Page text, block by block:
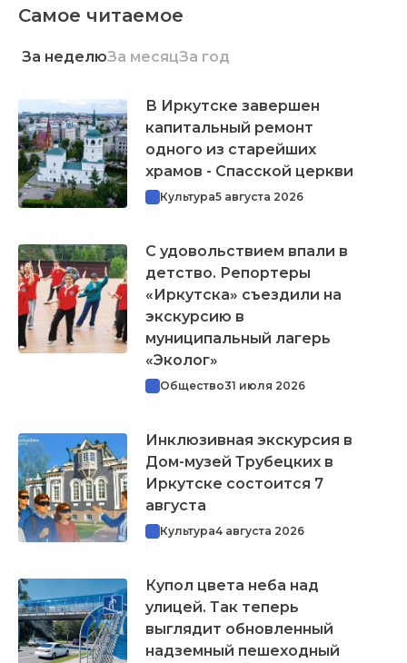
Самое читаемое
За неделюЗа месяцЗа год
В Иркутске завершен
капитальный ремонт
одного из старейших
храмов - Спасской церкви
Культура5 августа 2026
С удовольствием впали в
детство. Репортеры
«Иркутска» съездили на
экскурсию в
муниципальный лагерь
«Эколог»
Общество31 июля 2026
Инклюзивная экскурсия в
Дом-музей Трубецких в
Иркутске состоится 7
августа
Культура4 августа 2026
Купол цвета неба над
улицей. Так теперь
выглядит обновленный
надземный пешеходный